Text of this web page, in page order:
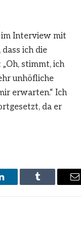
im Interview mit
ich die
stimmt, ich
unhöfliche
erwarten.“ Ich
da er
Tumblr